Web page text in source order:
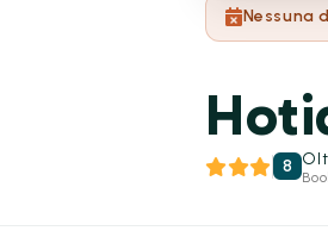
Nessuna
8